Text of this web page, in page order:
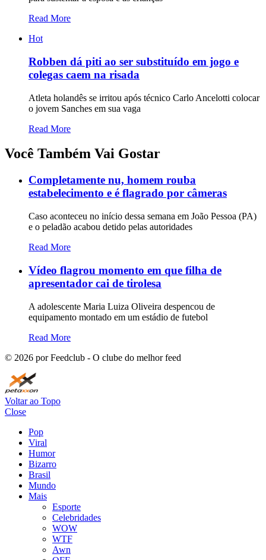
Read More
Hot
Robben dá piti ao ser substituído em jogo e
colegas caem na risada
Atleta holandês se irritou após técnico Carlo Ancelotti colocar
o jovem Sanches em sua vaga
Read More
Você Também Vai Gostar
Completamente nu, homem rouba
estabelecimento e é flagrado por câmeras
Caso aconteceu no início dessa semana em João Pessoa (PA)
e o peladão acabou detido pelas autoridades
Read More
Vídeo flagrou momento em que filha de
apresentador cai de tirolesa
A adolescente Maria Luiza Oliveira despencou de
equipamento montado em um estádio de futebol
Read More
© 2026 por Feedclub - O clube do melhor feed
Voltar ao Topo
Close
Pop
Viral
Humor
Bizarro
Brasil
Mundo
Mais
Esporte
Celebridades
WOW
WTF
Awn